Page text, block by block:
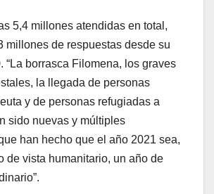
5,4 millones atendidas en total,
millones de respuestas desde su
“La borrasca Filomena, los graves
la llegada de personas
y de personas refugiadas a
sido nuevas y múltiples
han hecho que el año 2021 sea,
de vista humanitario, un año de